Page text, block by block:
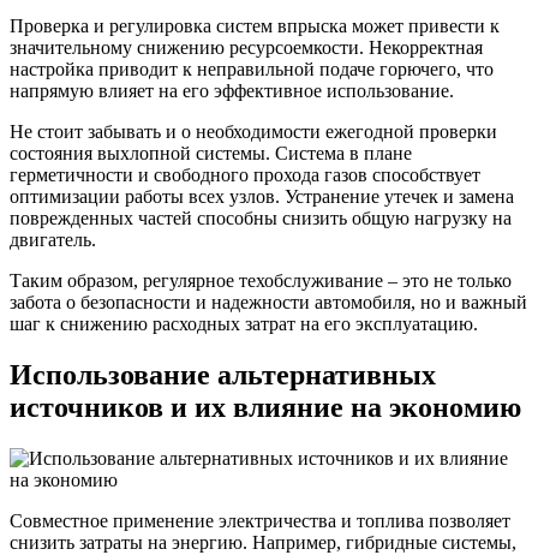
Проверка и регулировка систем впрыска может привести к
значительному снижению ресурсоемкости. Некорректная
настройка приводит к неправильной подаче горючего, что
напрямую влияет на его эффективное использование.
Не стоит забывать и о необходимости ежегодной проверки
состояния выхлопной системы. Система в плане
герметичности и свободного прохода газов способствует
оптимизации работы всех узлов. Устранение утечек и замена
поврежденных частей способны снизить общую нагрузку на
двигатель.
Таким образом, регулярное техобслуживание – это не только
забота о безопасности и надежности автомобиля, но и важный
шаг к снижению расходных затрат на его эксплуатацию.
Использование альтернативных
источников и их влияние на экономию
Совместное применение электричества и топлива позволяет
снизить затраты на энергию. Например, гибридные системы,